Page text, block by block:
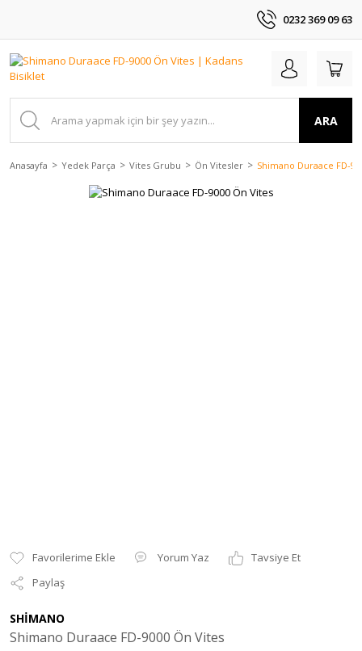
0232 369 09 63
ARA
Anasayfa Yedek Parça Vites Grubu Ön Vitesler Shimano Duraace FD-
Yorum Yaz
Tavsiye Et
Paylaş
SHİMANO
Shimano Duraace FD-9000 Ön Vites